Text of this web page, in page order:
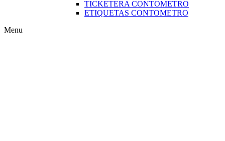
TICKETERA CONTOMETRO
ETIQUETAS CONTOMETRO
Menu